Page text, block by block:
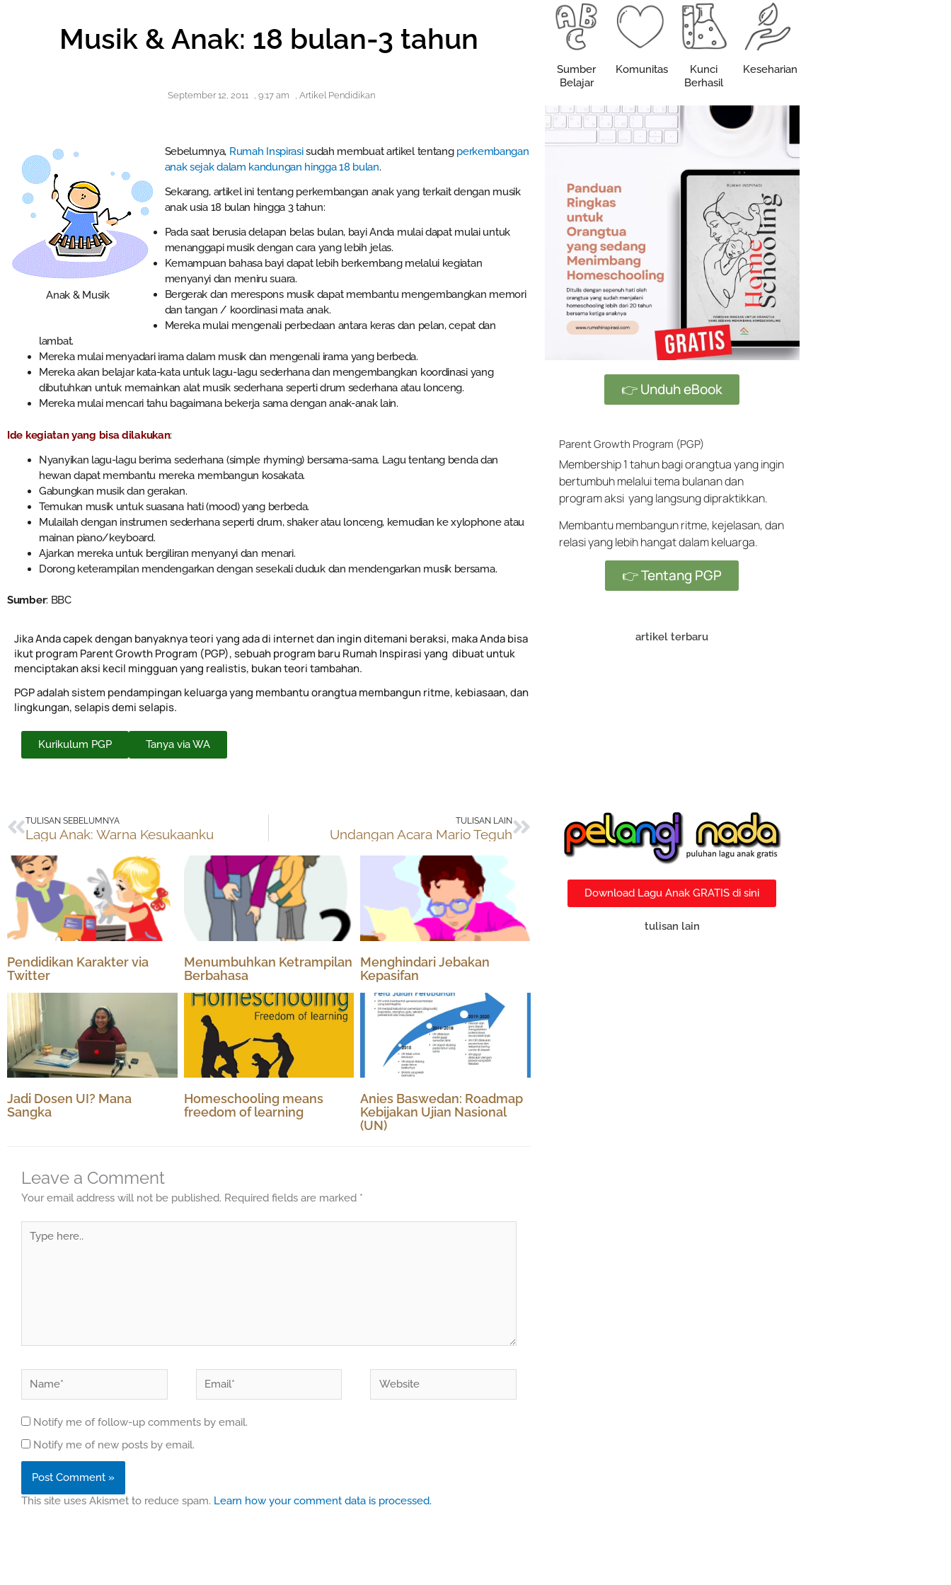
Musik & Anak: 18 bulan-3 tahun
September 12, 2011 , 9:17 am , Artikel Pendidikan
Anak & Musik
Sebelumnya, Rumah Inspirasisudah membuat artikel tentang perkembangan
anak sejak dalam kandungan hingga 18 bulan.
Sekarang, artikel ini tentang perkembangan anak yang terkait dengan musik
anak usia 18 bulan hingga 3 tahun:
Pada saat berusia delapan belas bulan, bayi Anda mulai dapat mulai untuk
menanggapi musik dengan cara yang lebih jelas.
Kemampuan bahasa bayi dapat lebih berkembang melalui kegiatan
menyanyi dan meniru suara.
Bergerak dan merespons musik dapat membantu mengembangkan memori
dan tangan / koordinasi mata anak.
Mereka mulai mengenali perbedaan antara keras dan pelan, cepat dan
lambat.
Mereka mulai menyadari irama dalam musik dan mengenali irama yang berbeda.
Mereka akan belajar kata-kata untuk lagu-lagu sederhana dan mengembangkan koordinasi yang
dibutuhkan untuk memainkan alat musik sederhana seperti drum sederhana atau lonceng.
Mereka mulai mencari tahu bagaimana bekerja sama dengan anak-anak lain.
Ide kegiatan yang bisa dilakukan:
Nyanyikan lagu-lagu berima sederhana (simple rhyming) bersama-sama. Lagu tentang benda dan
hewan dapat membantu mereka membangun kosakata.
Gabungkan musik dan gerakan.
Temukan musik untuk suasana hati (mood) yang berbeda.
Mulailah dengan instrumen sederhana seperti drum, shaker atau lonceng, kemudian ke xylophone atau
mainan piano/keyboard.
Ajarkan mereka untuk bergiliran menyanyi dan menari.
Dorong keterampilan mendengarkan dengan sesekali duduk dan mendengarkan musik bersama.
Sumber: BBC
Jika Anda capek dengan banyaknya teori yang ada di internet dan ingin ditemani beraksi, maka Anda bisa
ikut program Parent Growth Program (PGP), sebuah program baru Rumah Inspirasi yang dibuat untuk
menciptakan aksi kecil mingguan yang realistis, bukan teori tambahan.
PGP adalah sistem pendampingan keluarga yang membantu orangtua membangun ritme, kebiasaan, dan
lingkungan, selapis demi selapis.
Kurikulum PGP Tanya via WA
Prev
TULISAN SEBELUMNYA
Lagu Anak: Warna Kesukaanku
TULISAN LAIN
Undangan Acara Mario Teguh
Next
Pendidikan Karakter via
Twitter
Menumbuhkan Ketrampilan
Berbahasa
Menghindari Jebakan
Kepasifan
Jadi Dosen UI? Mana
Sangka
Homeschooling means
freedom of learning
Anies Baswedan: Roadmap
Kebijakan Ujian Nasional
(UN)
Leave a Comment
Your email address will not be published. Required fields are marked *
here..
Notify me of follow-up comments by email.
Notify me of new posts by email.
This site uses Akismet to reduce spam. Learn how your comment data is processed.
Sumber
Belajar
Komunitas
Kunci
Berhasil
Keseharian
👉 Unduh eBook
Parent Growth Program (PGP)
Membership 1 tahun bagi orangtua yang ingin
bertumbuh melalui tema bulanan dan
program aksi yang langsung dipraktikkan.
Membantu membangun ritme, kejelasan, dan
relasi yang lebih hangat dalam keluarga.
👉 Tentang PGP
artikel terbaru
Download Lagu Anak GRATIS di sini
tulisan lain